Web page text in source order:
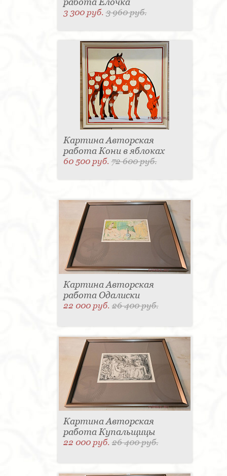
3 300 руб.3 960 руб.
Картина Авторская
работа Кони в яблоках
60 500 руб.72 600 руб.
Картина Авторская
работа Одалиски
22 000 руб.26 400 руб.
Картина Авторская
работа Купальщицы
22 000 руб.26 400 руб.